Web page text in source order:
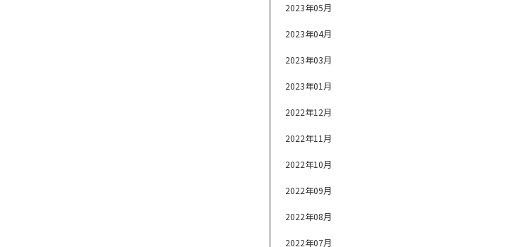
2023年05月
2023年04月
2023年03月
2023年01月
2022年12月
2022年11月
2022年10月
2022年09月
2022年08月
2022年07月